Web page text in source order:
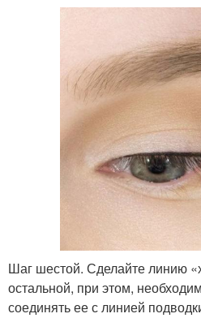
Шаг шестой. Сделайте линию
остальной, при этом,
соединять ее с линией